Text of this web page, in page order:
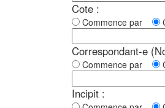
Cote :
Commence par
Correspondant-e
Commence par
Incipit :